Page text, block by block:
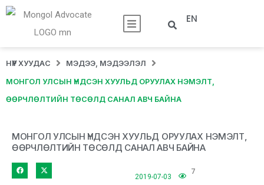
EN
НҮҮР ХУУДАС МЭДЭЭ, МЭДЭЭЛЭЛ
МОНГОЛ УЛСЫН ҮНДСЭН ХУУЛЬД ОРУУЛАХ НЭМЭЛТ,
ӨӨРЧЛӨЛТИЙН ТӨСӨЛД САНАЛ АВЧ БАЙНА
МОНГОЛ УЛСЫН ҮНДСЭН ХУУЛЬД ОРУУЛАХ НЭМЭЛТ,
ӨӨРЧЛӨЛТИЙН ТӨСӨЛД САНАЛ АВЧ БАЙНА
2019-07-03
7